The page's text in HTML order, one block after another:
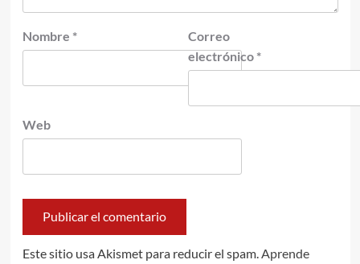
Nombre *
Correo
electrónico *
Web
Este sitio usa Akismet para reducir el spam. Aprende